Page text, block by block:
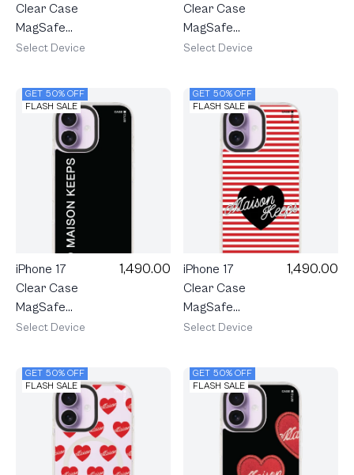
Clear Case
MagSafe
Shield
Friends Sofa
Club
Select Device
Clear Case
MagSafe
Shield
Toothless
Trio
Select Device
GET 50% OFF
FLASH SALE
iPhone 17
Clear Case
MagSafe
Shield
KEEPS Mark
Logo
1,490.00
Select Device
GET 50% OFF
FLASH SALE
iPhone 17
Clear Case
MagSafe
Shield
KEEPS
Adore
1,490.00
Select Device
GET 50% OFF
FLASH SALE
GET 50% OFF
FLASH SALE